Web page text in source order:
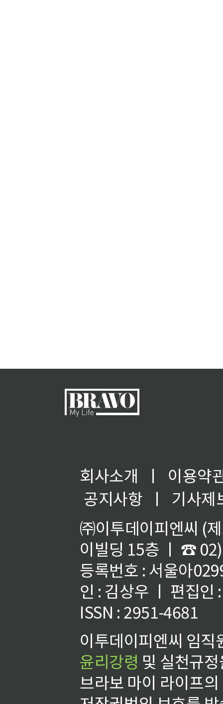
회사소개 ㅣ
이용약
공지사항
ㅣ
기사제
㈜이투데이피엔씨 (
이빌딩 15층 ㅣ ☎
등록번호 : 서울아
인 : 김상우 ㅣ 편집인
ISSN : 2951-4681
이투데이피엔씨 임
윤리강령 및 실천규
브라보 마이 라이프